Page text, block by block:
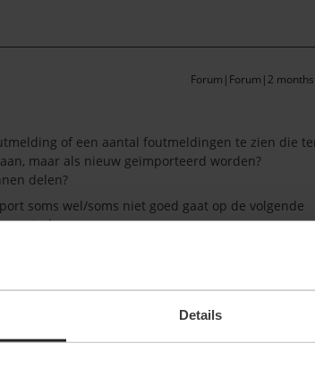
Details
Forum|Forum|2
of een aantal foutmeldingen te zien die
maar als nieuw geïmporteerd worden?
delen?
soms wel/soms niet goed gaat op de volgende
controleren:
jansen’ komt dubbel voor. Je kunt de import
of achternaam kan de import deels laten falen.